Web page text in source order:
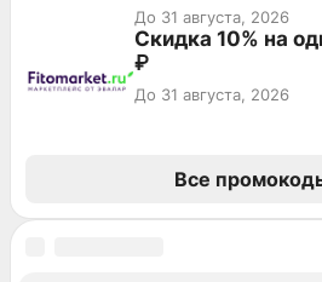
До 31 августа, 2026
Скидка 10% на
₽
До 31 августа, 2026
Все